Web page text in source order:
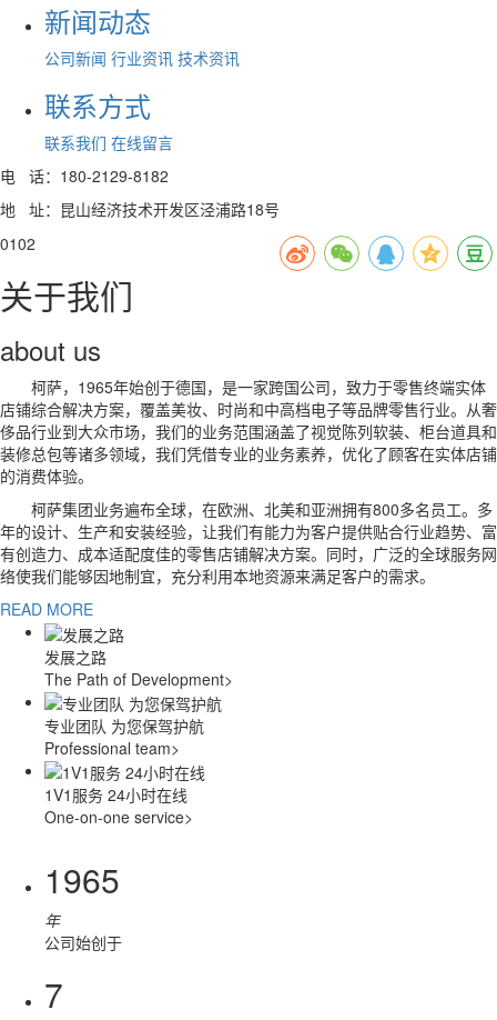
新闻动态
公司新闻 行业资讯 技术资讯
联系方式
联系我们 在线留言
电 话：180-2129-8182
地 址：昆山经济技术开发区泾浦路18号
0102
关于我们
about us
柯萨，1965年始创于德国，是一家跨国公司，致力于零售终端实体
店铺综合解决方案，覆盖美妆、时尚和中高档电子等品牌零售行业。从奢
侈品行业到大众市场，我们的业务范围涵盖了视觉陈列软装、柜台道具和
装修总包等诸多领域，我们凭借专业的业务素养，优化了顾客在实体店铺
的消费体验。
柯萨集团业务遍布全球，在欧洲、北美和亚洲拥有800多名员工。多
年的设计、生产和安装经验，让我们有能力为客户提供贴合行业趋势、富
有创造力、成本适配度佳的零售店铺解决方案。同时，广泛的全球服务网
络使我们能够因地制宜，充分利用本地资源来满足客户的需求。
READ MORE
发展之路
The Path of Development>
专业团队 为您保驾护航
Professional team>
1V1服务 24小时在线
One-on-one service>
1965
年
公司始创于
7